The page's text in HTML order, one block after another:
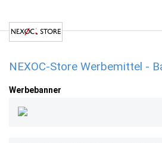
NEXOC-Store Werbemittel -
Werbebanner